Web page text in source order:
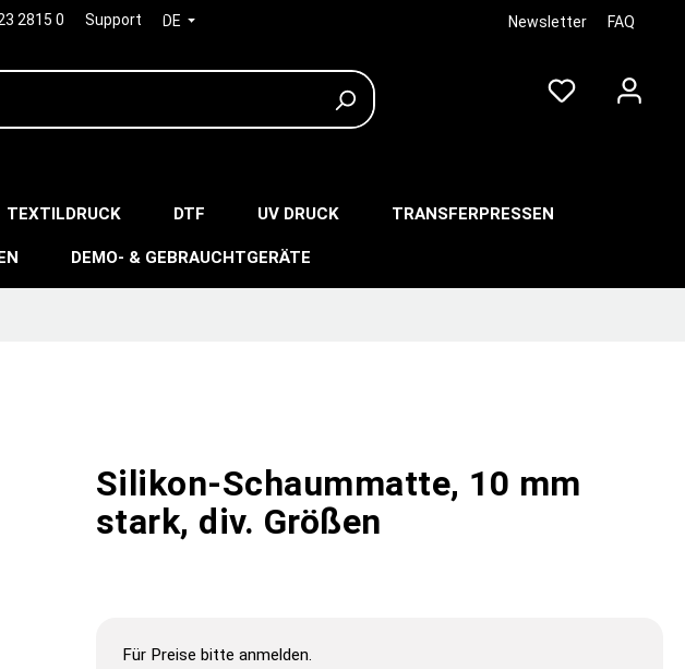
2815 0 Support DE Newsletter FAQ
TEXTILDRUCK DTF UV DRUCK TRANSFERPRESSEN
DEMO- & GEBRAUCHTGERÄTE
Silikon-Schaummatte, 10 mm
stark, div. Größen
Für Preise bitte anmelden.